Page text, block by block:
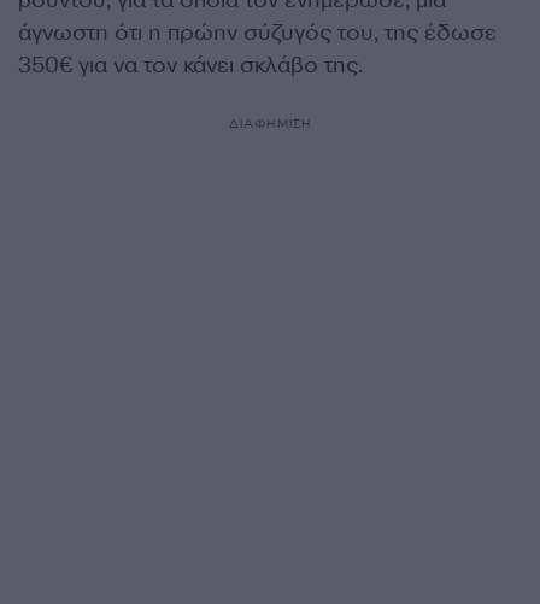
άγνωστη ότι η πρώην σύζυγός του, της έδωσε
350€ για να τον κάνει σκλάβο της.
ΔΙΑΦΗΜΙΣΗ